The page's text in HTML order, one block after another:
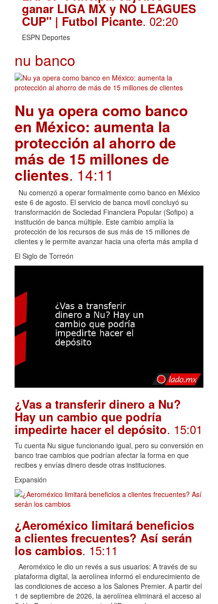
ganar LIGA MX y NO LEAGUES
CUP" | Futbol Picante. 02:20
ESPN Deportes
nu banco
Nu ya opera como banco
en México: aumenta la
protección al ahorro de
más de 15 millones de
clientes. 14:11
Nu comenzó a operar formalmente como banco en México
este 6 de agosto. El servicio de banca movil concluyó su
transformación de Sociedad Financiera Popular (Sofipo) a
institución de banca múltiple. Este cambio amplía la
protección de los recursos de sus más de 15 millones de
clientes y le permite avanzar hacia una oferta más amplia d
El Siglo de Torreón
¿Vas a transferir dinero a Nu?
Hay un cambio que podría
impedirte hacer el depósito. 15:01
Tu cuenta Nu sigue funcionando igual, pero su conversión en
banco trae cambios que podrían afectar la forma en que
recibes y envías dinero desde otras instituciones.
Expansión
¿Aeroméxico limitará beneficios
a clientes frecuentes? Así serán
los cambios. 15:11
Aeroméxico le dio un revés a sus usuarios: A través de su
plataforma digital, la aerolínea informó el endurecimiento de
las condiciones de acceso a los Salones Premier. A partir del
1 de septiembre de 2026, la aerolínea eliminará el acceso al